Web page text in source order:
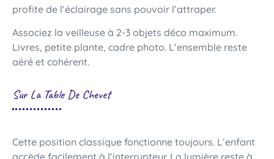
profite de l’éclairage sans pouvoir l’attraper.
Associez la veilleuse à 2-3 objets déco maximum.
Livres, petite plante, cadre photo. L’ensemble reste
aéré et cohérent.
Sur La Table De Chevet
Cette position classique fonctionne toujours. L’enfant